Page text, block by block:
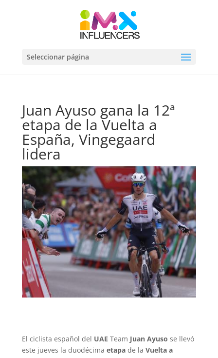
Seleccionar página
Juan Ayuso gana la 12ª
etapa de la Vuelta a
España, Vingegaard
lidera
El ciclista español del UAE Team Juan Ayuso se llevó
este jueves la duodécima etapade la Vuelta a